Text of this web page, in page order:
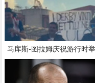
马库斯-图拉姆庆祝游行时
米兰标语，被足协调查